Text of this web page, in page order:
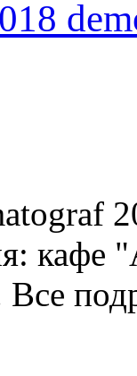
кафе
Все